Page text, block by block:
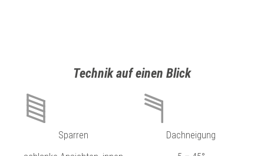
Technik auf einen Blick
Sparren
Dachneigung